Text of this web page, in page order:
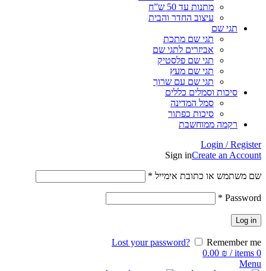
מתנות עד 50 ש”ח
עיצוב החדר והבית
תגי שם
תגי שם מתכת
אביזרים לתגי שם
תגי שם פלסטיק
תגי שם מעץ
תגי שם עם שרוך
סיכות וסמלים כללים
סמל המדינה
סיכות כפתור
רקמה ממוחשבת
Login / Register
Sign inCreate an Account
שם משתמש או כתובת אימייל *
Password
*
Log in
Lost your password?
Remember me
0
items
/
0.00 ₪
Menu